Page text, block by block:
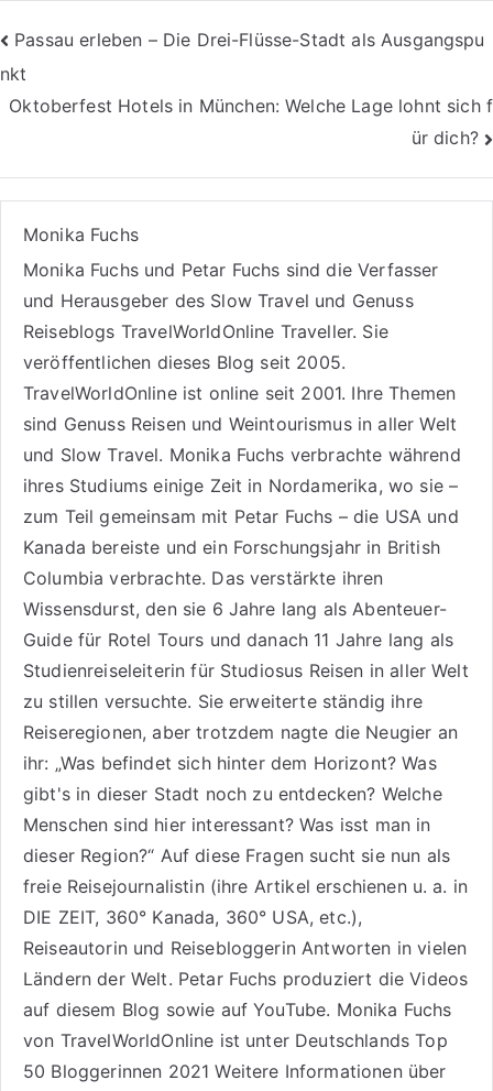
Beitragsnavigation
Passau erleben – Die Drei-Flüsse-Stadt als Ausgangspu
nkt
Oktoberfest Hotels in München: Welche Lage lohnt sich f
ür dich?
Monika Fuchs
Monika Fuchs und Petar Fuchs sind die Verfasser
und Herausgeber des Slow Travel und Genuss
Reiseblogs TravelWorldOnline Traveller. Sie
veröffentlichen dieses Blog seit 2005.
TravelWorldOnline ist online seit 2001. Ihre Themen
sind Genuss Reisenund Weintourismusin aller Welt
und Slow Travel. Monika Fuchs verbrachte während
ihres Studiums einige Zeit in Nordamerika, wo sie –
zum Teil gemeinsam mit Petar Fuchs – die USA und
Kanada bereiste und ein Forschungsjahr in British
Columbia verbrachte. Das verstärkte ihren
Wissensdurst, den sie 6 Jahre lang als Abenteuer-
Guide für Rotel Tours und danach 11 Jahre lang als
Studienreiseleiterin für Studiosus Reisen in aller Welt
zu stillen versuchte. Sie erweiterte ständig ihre
Reiseregionen, aber trotzdem nagte die Neugier an
ihr: „Was befindet sich hinter dem Horizont? Was
gibt's in dieser Stadt noch zu entdecken? Welche
Menschen sind hier interessant? Was isst man in
dieser Region?“ Auf diese Fragen sucht sie nun als
freie Reisejournalistin (ihre Artikel erschienen u. a. in
DIE ZEIT, 360° Kanada, 360° USA, etc.),
Reiseautorinund Reisebloggerin Antworten in vielen
Ländern der Welt. Petar Fuchs produziert die Videos
auf diesem Blog sowie aufYouTube. Monika Fuchs
von TravelWorldOnline ist unter Deutschlands Top
50 Bloggerinnen 2021 Weitere Informationen über